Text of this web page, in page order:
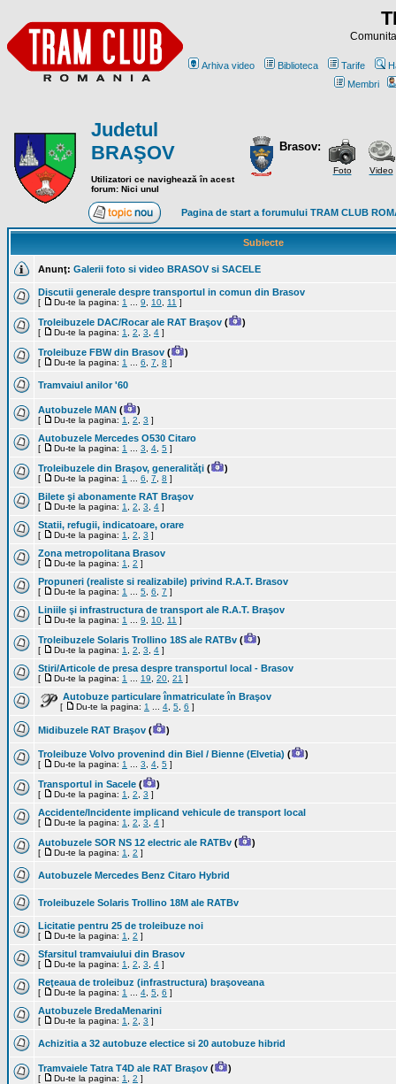
Arhiva video Biblioteca Tarife
Membri
Judetul
BRAŞOV
Utilizatori ce navighează în acest
forum: Nici unul
Brasov:
Foto Video
Pagina de start a forumului TRAM CLUB
Subiecte
Anunţ: Galerii foto si video BRASOV si SACELE
Discutii generale despre transportul in comun din Brasov
[ Du-te la pagina: 1 9 10 11 ]
Troleibuzele DAC/Rocar ale RAT Braşov ( )
[ Du-te la pagina: 1 2 3 4 ]
Troleibuze FBW din Brasov ( )
[ Du-te la pagina: 1 6 7 8 ]
Tramvaiul anilor '60
Autobuzele MAN ( )
[ Du-te la pagina: 1 2 3 ]
Autobuzele Mercedes O530 Citaro
[ Du-te la pagina: 1 3 4 5 ]
Troleibuzele din Braşov, generalităţi ( )
[ Du-te la pagina: 1 6 7 8 ]
Bilete şi abonamente RAT Braşov
[ Du-te la pagina: 1 2 3 4 ]
Statii, refugii, indicatoare, orare
[ Du-te la pagina: 1 2 3 ]
Zona metropolitana Brasov
[ Du-te la pagina: 1 2 ]
Propuneri (realiste si realizabile) privind R.A.T. Brasov
[ Du-te la pagina: 1 5 6 7 ]
Liniile şi infrastructura de transport ale R.A.T. Braşov
[ Du-te la pagina: 1 9 10 11 ]
Troleibuzele Solaris Trollino 18S ale RATBv ( )
[ Du-te la pagina: 1 2 3 4 ]
Stiri/Articole de presa despre transportul local - Brasov
[ Du-te la pagina: 1 19 20 21 ]
Autobuze particulare înmatriculate în Braşov
[ Du-te la pagina: 1 4 5 6 ]
Midibuzele RAT Braşov ( )
Troleibuze Volvo provenind din Biel / Bienne (Elvetia) ( )
[ Du-te la pagina: 1 3 4 5 ]
Transportul in Sacele ( )
[ Du-te la pagina: 1 2 3 ]
Accidente/Incidente implicand vehicule de transport local
[ Du-te la pagina: 1 2 3 4 ]
Autobuzele SOR NS 12 electric ale RATBv ( )
[ Du-te la pagina: 1 2 ]
Autobuzele Mercedes Benz Citaro Hybrid
Troleibuzele Solaris Trollino 18M ale RATBv
Licitatie pentru 25 de troleibuze noi
[ Du-te la pagina: 1 2 ]
Sfarsitul tramvaiului din Brasov
[ Du-te la pagina: 1 2 3 4 ]
Reţeaua de troleibuz (infrastructura) braşoveana
[ Du-te la pagina: 1 4 5 6 ]
Autobuzele BredaMenarini
[ Du-te la pagina: 1 2 3 ]
Achizitia a 32 autobuze electice si 20 autobuze hibrid
Tramvaiele Tatra T4D ale RAT Braşov ( )
[ Du-te la pagina: 1 2 ]